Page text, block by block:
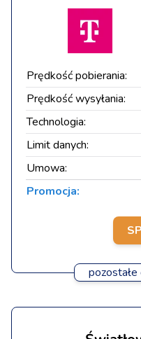
Prędkość pobierania:
Prędkość wysyłania:
Technologia:
Limit danych:
Umowa:
Promocja: